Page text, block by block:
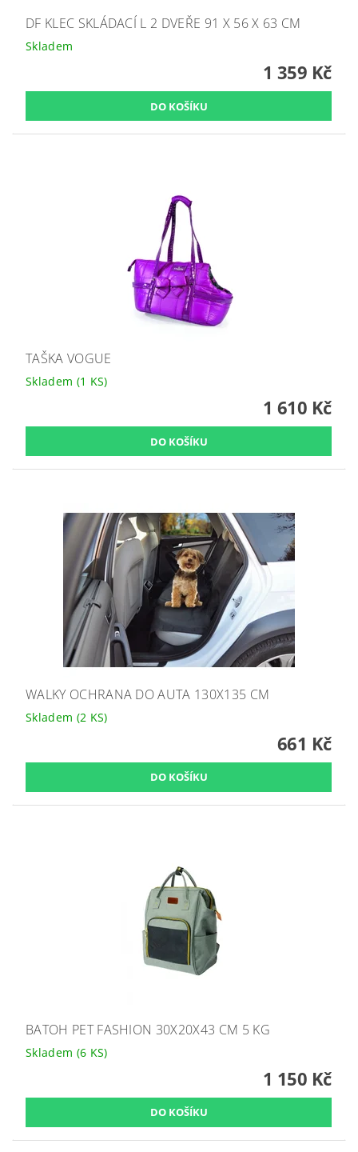
DF KLEC SKLÁDACÍ L 2 DVEŘE 91 X 56 X 63 CM
Skladem
1 359 Kč
TAŠKA VOGUE
Skladem (1 KS)
1 610 Kč
WALKY OCHRANA DO AUTA 130X135 CM
Skladem (2 KS)
661 Kč
BATOH PET FASHION 30X20X43 CM 5 KG
Skladem (6 KS)
1 150 Kč